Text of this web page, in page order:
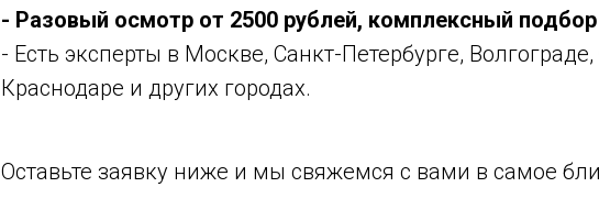
- Разовый осмотр от 2500 рублей, комплексный
- Есть эксперты в Москве, Санкт-Петербурге,
Краснодаре и других городах.
Оставьте заявку ниже и мы свяжемся с вами в самое